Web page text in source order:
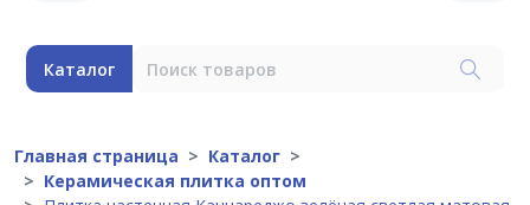
Каталог
Главная страница
Каталог
Керамическая плитка оптом